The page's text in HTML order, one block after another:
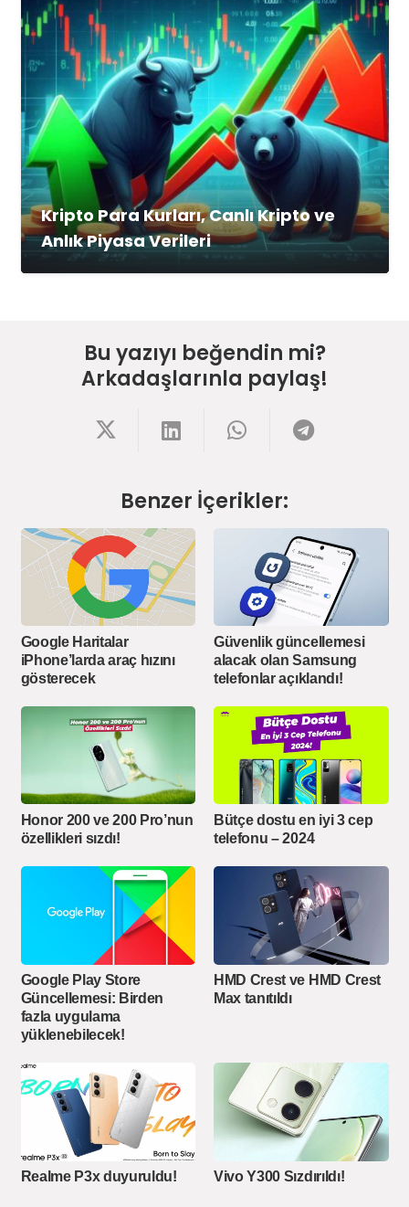
Kripto Para Kurları, Canlı Kripto ve
Anlık Piyasa Verileri
Bu yazıyı beğendin mi?
Arkadaşlarınla paylaş!
Benzer İçerikler:
Google Haritalar
iPhone’larda araç hızını
gösterecek
Güvenlik güncellemesi
alacak olan Samsung
telefonlar açıklandı!
Honor 200 ve 200 Pro’nun
özellikleri sızdı!
Bütçe dostu en iyi 3 cep
telefonu – 2024
Google Play Store
Güncellemesi: Birden
fazla uygulama
yüklenebilecek!
HMD Crest ve HMD Crest
Max tanıtıldı
Realme P3x duyuruldu! Vivo Y300 Sızdırıldı!